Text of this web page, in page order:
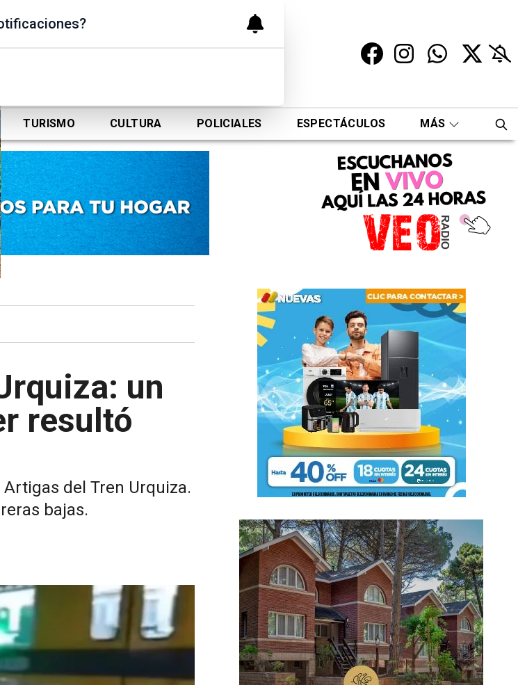
TURISMO CULTURA POLICIALES ESPECTÁCULOS MÁS
un
resultó
del Tren Urquiza.
bajas.